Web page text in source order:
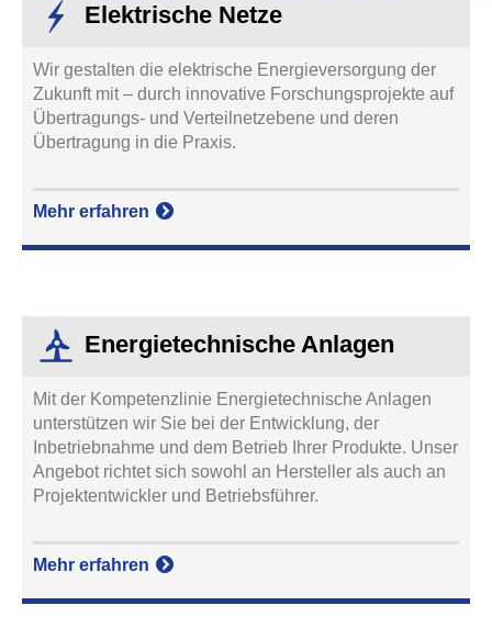
Elektrische Netze
Wir gestalten die elektrische Energieversorgung der
Zukunft mit – durch innovative Forschungsprojekte auf
Übertragungs- und Verteilnetzebene und deren
Übertragung in die Praxis.
Mehr erfahren
Energietechnische Anlagen
Mit der Kompetenzlinie Energietechnische Anlagen
unterstützen wir Sie bei der Entwicklung, der
Inbetriebnahme und dem Betrieb Ihrer Produkte. Unser
Angebot richtet sich sowohl an Hersteller als auch an
Projektentwickler und Betriebsführer.
Mehr erfahren